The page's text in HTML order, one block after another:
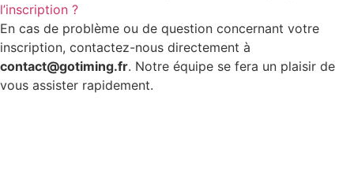
l’inscription ?
En cas de problème ou de question concernant votre
inscription, contactez-nous directement à
contact@gotiming.fr. Notre équipe se fera un plaisir de
vous assister rapidement.